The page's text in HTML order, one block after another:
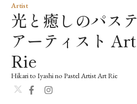
Artist
光と癒しのパス
アーティスト Art
Rie
Hikari to Iyashi no Pastel Artist Art Rie